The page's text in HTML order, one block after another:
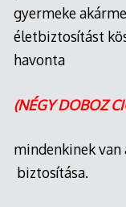
gyermeke
életbiztosítást
havonta
(NÉGY DOBOZ
mindenkinek van
biztosítása.